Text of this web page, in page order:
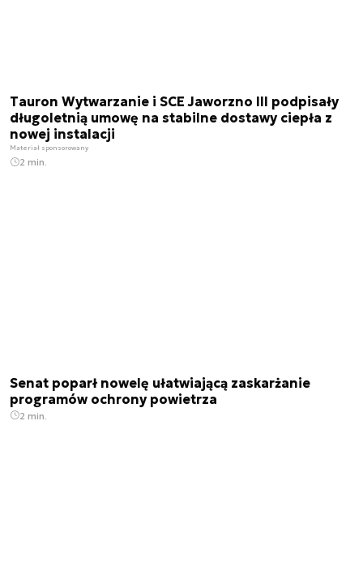
Tauron Wytwarzanie i SCE Jaworzno III podpisały
długoletnią umowę na stabilne dostawy ciepła z
nowej instalacji
Materiał sponsorowany
2 min.
Senat poparł nowelę ułatwiającą zaskarżanie
programów ochrony powietrza
2 min.